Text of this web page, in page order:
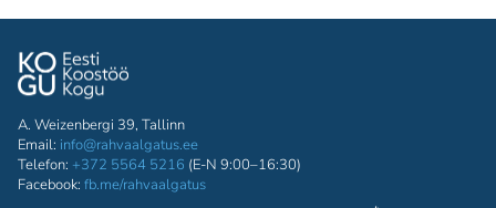
A. Weizenbergi 39, Tallinn
Email: info@rahvaalgatus.ee
Telefon: +372 5564 5216 (E-N 9:00–16:30)
Facebook: fb.me/rahvaalgatus